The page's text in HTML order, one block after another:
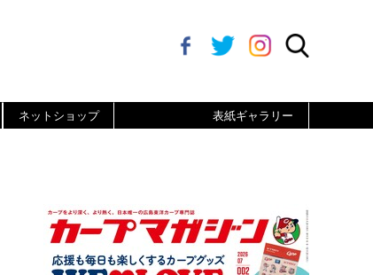
ネットショップ 表紙ギャラリー